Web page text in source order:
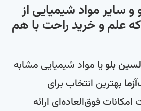
سایر مواد شیمیایی از
علم و خرید راحت با هم
بلویا مواد شیمیایی مشابه
بهترین انتخاب برای
فوق‌العاده‌ای ارائه